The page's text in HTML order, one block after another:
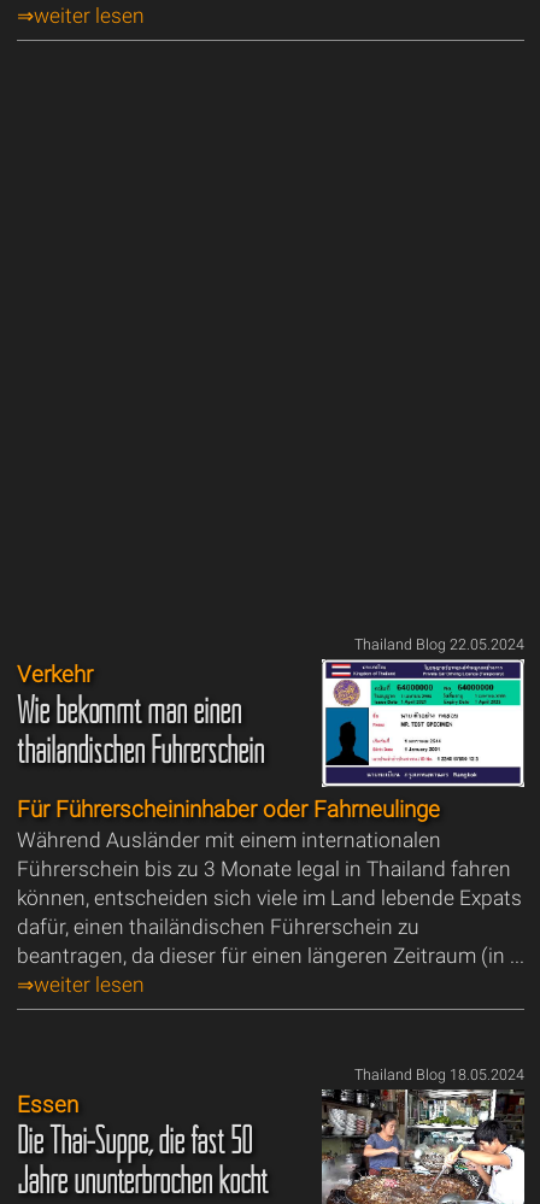
⇒weiter lesen
Thailand Blog 22.05.2024
Verkehr
Wie bekommt man einen
thailändischen Führerschein
Für Führerscheininhaber oder Fahrneulinge
Während Ausländer mit einem internationalen
Führerschein bis zu 3 Monate legal in Thailand fahren
können, entscheiden sich viele im Land lebende Expats
dafür, einen thailändischen Führerschein zu
beantragen, da dieser für einen längeren Zeitraum (in ...
⇒weiter lesen
Thailand Blog 18.05.2024
Essen
Die Thai-Suppe, die fast 50
Jahre ununterbrochen kocht